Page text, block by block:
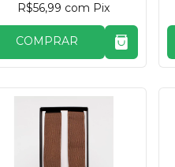
R$56,99 com Pix
COMPRAR